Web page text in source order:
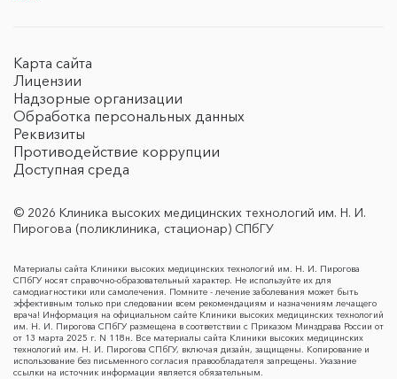
Карта сайта
Лицензии
Надзорные организации
Обработка персональных данных
Реквизиты
Противодействие коррупции
Доступная среда
© 2026 Клиника высоких медицинских технологий им. Н. И.
Пирогова (поликлиника, стационар) СПбГУ
Материалы сайта Клиники высоких медицинских технологий им. Н. И. Пирогова
СПбГУ носят справочно-образовательный характер. Не используйте их для
самодиагностики или самолечения. Помните - лечение заболевания может быть
эффективным только при следовании всем рекомендациям и назначениям лечащего
врача! Информация на официальном сайте Клиники высоких медицинских технологий
им. Н. И. Пирогова СПбГУ размещена в соответствии с Приказом Минздрава России от
от 13 марта 2025 г. N 118н. Все материалы сайта Клиники высоких медицинских
технологий им. Н. И. Пирогова СПбГУ, включая дизайн, защищены. Копирование и
использование без письменного согласия правообладателя запрещены. Указание
ссылки на источник информации является обязательным.